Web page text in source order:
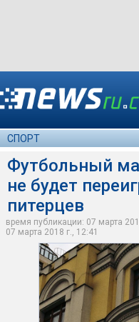
СПОРТ
Футбольный
не будет
питерцев
время публикации: 07 марта
07 марта 2018 г., 12:41